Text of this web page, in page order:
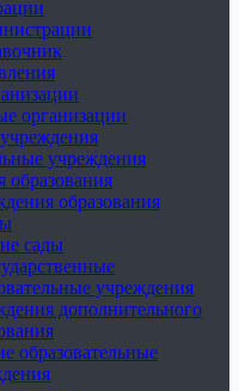
организации
учреждения
образования
образования
сады
учреждения
дополнительного
образовательные